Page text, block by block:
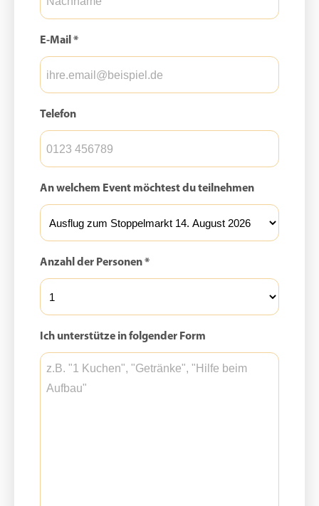
E-Mail *
Telefon
An welchem Event möchtest du teilnehmen
Anzahl der Personen *
Ich unterstütze in folgender Form